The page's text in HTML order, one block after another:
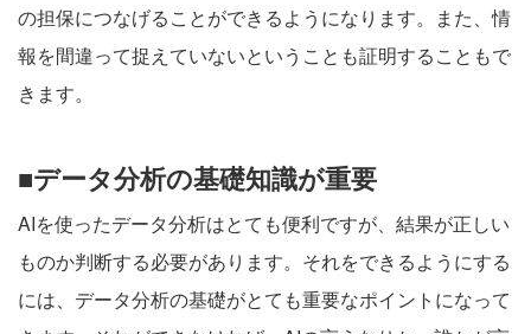
の担保につなげることができるようになります。また、情
報を間違って捉えていないということも証明することもで
きます。
■データ分析の基礎知識が重要
AIを使ったデータ分析はとても便利ですが、結果が正しい
ものか判断する必要があります。それをできるようにする
には、データ分析の基礎がとても重要なポイントになって